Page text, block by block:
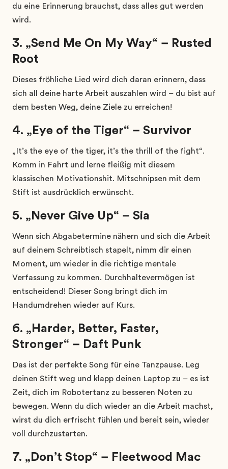
du eine Erinnerung brauchst, dass alles gut werden
wird.
3. „Send Me On My Way“ – Rusted
Root
Dieses fröhliche Lied wird dich daran erinnern, dass
sich all deine harte Arbeit auszahlen wird – du bist auf
dem besten Weg, deine Ziele zu erreichen!
4. „Eye of the Tiger“ – Survivor
„It’s the eye of the tiger, it’s the thrill of the fight“.
Komm in Fahrt und lerne fleißig mit diesem
klassischen Motivationshit. Mitschnipsen mit dem
Stift ist ausdrücklich erwünscht.
5. „Never Give Up“ – Sia
Wenn sich Abgabetermine nähern und sich die Arbeit
auf deinem Schreibtisch stapelt, nimm dir einen
Moment, um wieder in die richtige mentale
Verfassung zu kommen. Durchhaltevermögen ist
entscheidend! Dieser Song bringt dich im
Handumdrehen wieder auf Kurs.
6. „Harder, Better, Faster,
Stronger“ – Daft Punk
Das ist der perfekte Song für eine Tanzpause. Leg
deinen Stift weg und klapp deinen Laptop zu – es ist
Zeit, dich im Robotertanz zu besseren Noten zu
bewegen. Wenn du dich wieder an die Arbeit machst,
wirst du dich erfrischt fühlen und bereit sein, wieder
voll durchzustarten.
7. „Don’t Stop“ – Fleetwood Mac